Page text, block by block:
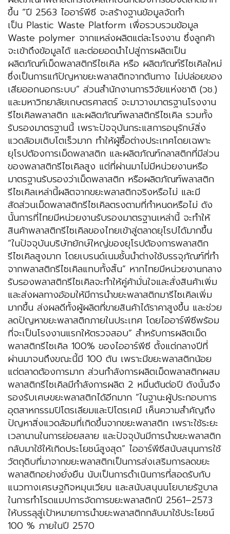
ขึ้น “ปี 2563 ไออาร์พีซี จะสร้างฐานข้อมูลจัดทำ
เป็น Plastic Waste Platform เพื่อรวบรวมข้อมูล
Waste polymer จากแหล่งผลิตแต่ละโรงงาน ซึ่งลูกค้า
จะเข้าถึงข้อมูลได้ และต่อยอดนำไปสู่การผลิตเป็น
ผลิตภัณฑ์เม็ดพลาสติกรีไซเคิล หรือ ผลิตภัณฑ์รีไซเคิลใหม่
ซึ่งเป็นการแก้ปัญหาขยะพลาสติกจากต้นทาง ไม่ปล่อยของ
เสียออกนอกระบบ” ส่วนสำนักงานการวิจัยแห่งชาติ (วช.)
และมหาวิทยาลัยเกษตรศาสตร์ จะมาวางมาตรฐานโรงงาน
รีไซเคิลพลาสติก และผลิตภัณฑ์พลาสติกรีไซเคิล รวมทั้ง
รับรองมาตรฐานนี้ เพราะปัจจุบันกระแสการอนุรักษ์สิ่ง
แวดล้อมเติบโตเร็วมาก ทำให้ผู้ซื้อต่างประเทศโดยเฉพาะ
ยุโรปต้องการเม็ดพลาสติก และผลิตภัณฑ์กลาสติกที่มีส่วน
ของพลาสติกรีไซเคิลสูง แต่ที่ผ่านมาไม่มีหน่วยงานหรือ
มาตรฐานรับรองว่าเม็ดพลาสติก หรือผลิตภัณฑ์พลาสติก
รีไซเคิลเหล่านี้ผลิตจากขยะพลาสติกจริงหรือไม่ และมี
สัดส่วนเม็ดพลาสติกรีไซเคิลตรงตามที่กำหนดหรือไม่ ดัง
นั้นการที่ไทยมีหน่วยงานรับรองมาตรฐานเหล่านี้ จะทำให้
สินค้าพลาสติกรีไซเคิลของไทยเข้าสู่ตลาดยุโรปได้มากขึ้น
“ในปัจจุบันบริษัทยักษ์ใหญ่ของยุโรปต้องการพลาสติก
รีไซเคิลสูงมาก โดยเบรนด์เนมชั้นนำต่างใช้บรรจุภัณฑ์ที่ทำ
จากพลาสติกรีไซเคิลแทบทั้งสิ้น” หากไทยมีหน่วยงานกลาง
รับรองพลาสติกรีไซเคิลจะทำให้คู่ค้ามั่นใจและสั่งสินค้าเพิ่ม
และส่งผลทางอ้อมให้มีการนำขยะพลาสติกมารีไซเคิลเพิ่ม
มากขึ้น ส่งผลดีทั้งผู้ผลิตที่ขายสินค้าได้ราคาสูงขึ้น และช่วย
ลดปัญหาขยะพลาสติกภายในประเทศ โดยไออาร์พีซีพร้อม
ที่จะเป็นโรงงานแรกให้ตรวจสอบ” สำหรับการผลิตเม็ด
พลาสติกรีไซเคิล 100% ของไออาร์พีซี ตั้งแต่กลางปีที่
ผ่านมาจนถึงขณะนี้มี 100 ตัน เพราะมีขยะพลาสติกน้อย
แต่ตลาดต้องการมาก ส่วนกำลังการผลิตเม็ดพลาสติกผสม
พลาสติกรีไซเคิลมีกำลังการผลิต 2 หมื่นตันต่อปี ดังนั้นจึง
รองรับเศษขยะพลาสติกได้อีกมาก “ในฐานะผู้ประกอบการ
อุตสาหกรรมปิโตรเลียมและปิโตรเคมี เห็นความสำคัญถึง
ปัญหาสิ่งแวดล้อมที่เกิดขึ้นจากขยะพลาสติก เพราะใช้ระยะ
เวลานานในการย่อยสลาย และปัจจุบันมีการนำขยะพลาสติก
กลับมาใช้ให้เกิดประโยชน์สูงสุด” ไออาร์พีซีสนับสนุนการใช้
วัตถุดิบที่มาจากขยะพลาสติกเป็นการส่งเสริมการลดขยะ
พลาสติกอย่างยั่งยืน นับเป็นการดำเนินการที่สอดรับกับ
แนวทางเศรษฐกิจหมุนเวียน และสนับสนุนนโยบายรัฐบาล
ในการทำโรดแมปการจัดการขยะพลาสติกปี 2561–2573
ให้บรรลุสู่เป้าหมายการนำขยะพลาสติกกลับมาใช้ประโยชน์
100 % ภายในปี 2570